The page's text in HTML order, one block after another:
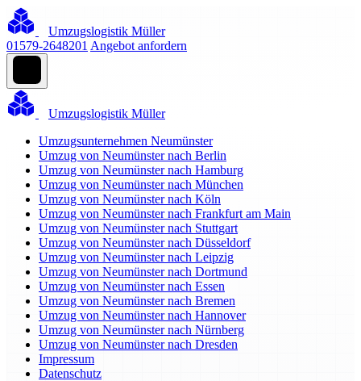
Umzugslogistik Müller
01579-2648201 Angebot anfordern
Umzugslogistik Müller
Umzugsunternehmen Neumünster
Umzug von Neumünster nach Berlin
Umzug von Neumünster nach Hamburg
Umzug von Neumünster nach München
Umzug von Neumünster nach Köln
Umzug von Neumünster nach Frankfurt am Main
Umzug von Neumünster nach Stuttgart
Umzug von Neumünster nach Düsseldorf
Umzug von Neumünster nach Leipzig
Umzug von Neumünster nach Dortmund
Umzug von Neumünster nach Essen
Umzug von Neumünster nach Bremen
Umzug von Neumünster nach Hannover
Umzug von Neumünster nach Nürnberg
Umzug von Neumünster nach Dresden
Impressum
Datenschutz